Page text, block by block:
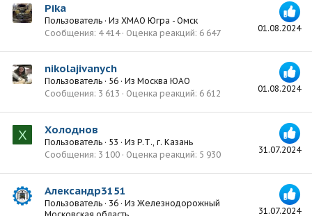
01.08.2024
Pika
Пользователь · Из ХМАО Югра - Омск
Сообщения 4 414 Оценка реакций 6 647
01.08.2024
nikolajivanych
Пользователь · 56 · Из Москва ЮАО
Сообщения 3 613 Оценка реакций 6 612
Х
31.07.2024
Холоднов
Пользователь · 53 · Из Р.Т., г. Казань
Сообщения 3 100 Оценка реакций 5 930
31.07.2024
Александр3151
Пользователь · 36 · Из Железнодорожный